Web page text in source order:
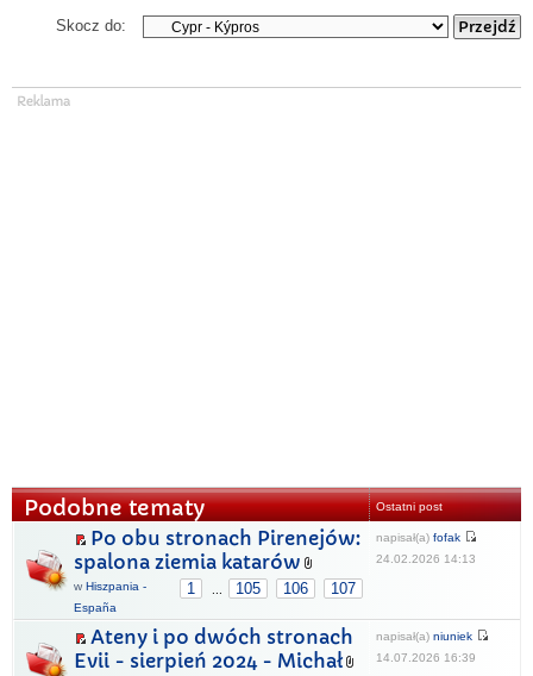
Skocz do:
Podobne tematy Ostatni post
Po obu stronach Pirenejów:
spalona ziemia katarów
1 105 106 107
w Hiszpania -
España
napisał(a) fofak
24.02.2026 14:13
Ateny i po dwóch stronach
Evii - sierpień 2024 - Michał
napisał(a) niuniek
14.07.2026 16:39